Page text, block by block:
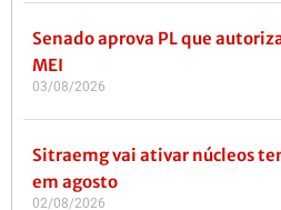
Senado aprova PL que
MEI
03/08/2026
Sitraemg vai ativar núcleos
em agosto
02/08/2026